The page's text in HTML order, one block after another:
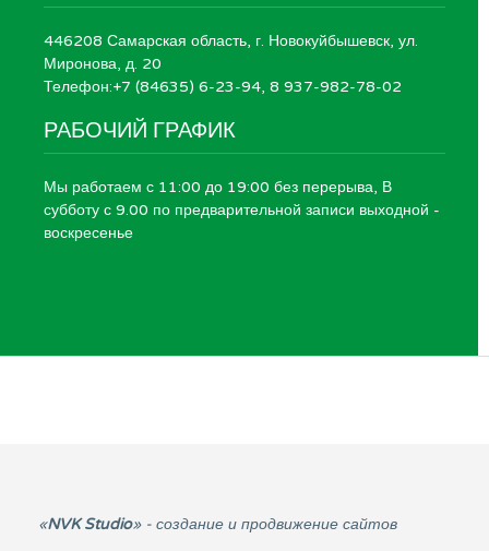
446208 Самарская область, г. Новокуйбышевск, ул.
Миронова, д. 20
Телефон:+7 (84635) 6-23-94, 8 937-982-78-02
РАБОЧИЙ ГРАФИК
Мы работаем с 11:00 до 19:00 без перерыва, В
субботу с 9.00 по предварительной записи выходной -
воскресенье
«NVK Studio» - создание и продвижение сайтов